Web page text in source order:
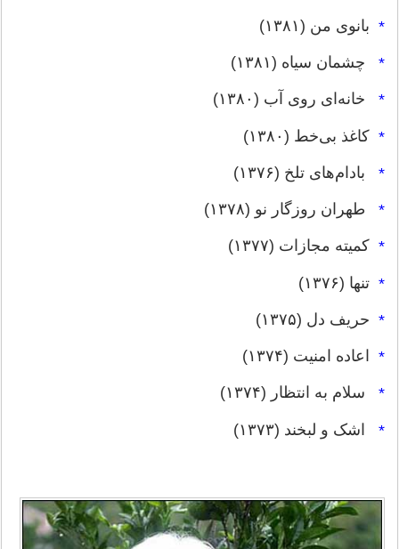
* بانوی من (۱۳۸۱)
* چشمان سیاه (۱۳۸۱)
* خانه‌ای روی آب (۱۳۸۰)
* کاغذ بی‌خط (۱۳۸۰)
* بادام‌های تلخ (۱۳۷۶)
* طهران روزگار نو (۱۳۷۸)
* کمیته مجازات (۱۳۷۷)
* تنها (۱۳۷۶)
* حریف دل (۱۳۷۵)
* اعاده امنیت (۱۳۷۴)
* سلام به انتظار (۱۳۷۴)
* اشک و لبخند (۱۳۷۳)